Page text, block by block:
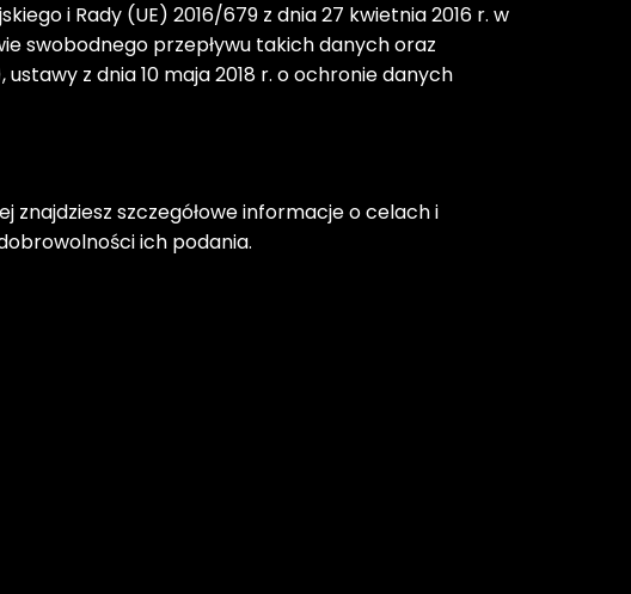
i Rady (UE) 2016/679 z dnia 27 kwietnia 2016 r. w
swobodnego przepływu takich danych oraz
ustawy z dnia 10 maja 2018 r. o ochronie danych
szczegółowe informacje o celach i
ich podania.